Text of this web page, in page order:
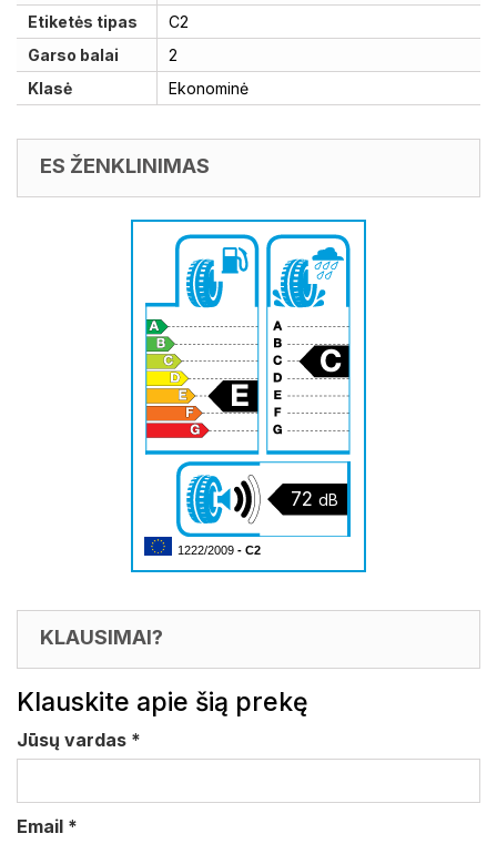
Etiketės tipas
C2
Garso balai
2
Klasė
Ekonominė
ES ŽENKLINIMAS
72 dB
1222/2009 - C2
KLAUSIMAI?
Klauskite apie šią prekę
Jūsų vardas *
Email *